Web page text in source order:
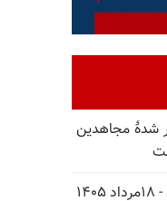
شدهٔ مجاهدین